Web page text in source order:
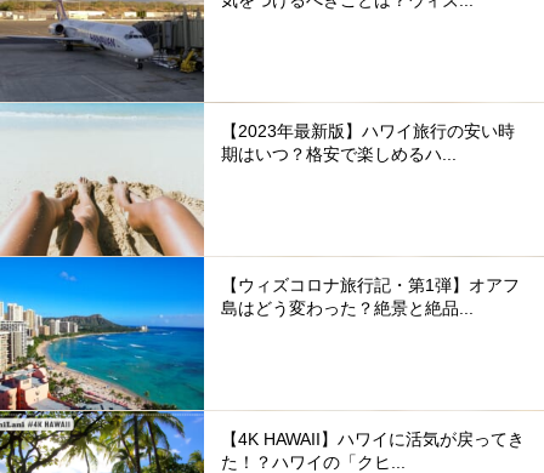
【2023年最新版】ハワイ旅行の安い時
期はいつ？格安で楽しめるハ...
【ウィズコロナ旅行記・第1弾】オアフ
島はどう変わった？絶景と絶品...
【4K HAWAII】ハワイに活気が戻ってき
た！？ハワイの「クヒ...